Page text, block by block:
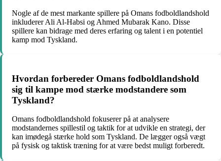
Nogle af de mest markante spillere på Omans fodboldlandshold
inkluderer Ali Al-Habsi og Ahmed Mubarak Kano. Disse
spillere kan bidrage med deres erfaring og talent i en potentiel
kamp mod Tyskland.
Hvordan forbereder Omans fodboldlandshold
sig til kampe mod stærke modstandere som
Tyskland?
Omans fodboldlandshold fokuserer på at analysere
modstandernes spillestil og taktik for at udvikle en strategi, der
kan imødegå stærke hold som Tyskland. De lægger også vægt
på fysisk og taktisk træning for at være bedst muligt forberedt.